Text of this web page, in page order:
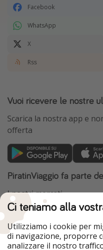
Facebook
WhatsApp
X
Rss
Vuoi ricevere le nostre
Scarica la nostra app e
offerta
PiratinViaggio fa parte
I nostri mercati
HolidayPirates
WakacyjniPiraci
Ferienpiraten
Urlaubspiraten
TravelPirates
Ci teniamo alla
Utilizziamo i cookie per
di navigazione, proporre
analizzare il nostro